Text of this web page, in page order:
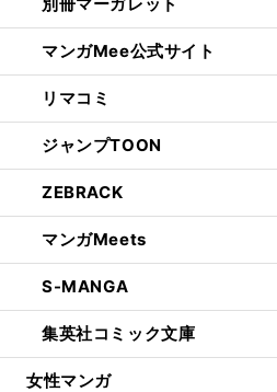
マンガMee公式サイト
リマコミ
ジャンプTOON
ZEBRACK
マンガMeets
S-MANGA
集英社コミック文庫
女性マンガ